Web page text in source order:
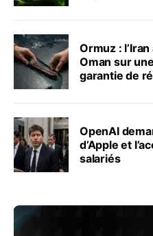
Ormuz :
Oman sur
garantie de
OpenAI
d’Apple et
salariés